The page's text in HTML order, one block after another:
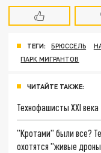
ТЕГИ: БРЮССЕЛЬ
ПАРК МИГРАНТОВ
ЧИТАЙТЕ ТАКЖЕ:
Технофашисты XXI века
"Кротами" были все?
охотятся "живые